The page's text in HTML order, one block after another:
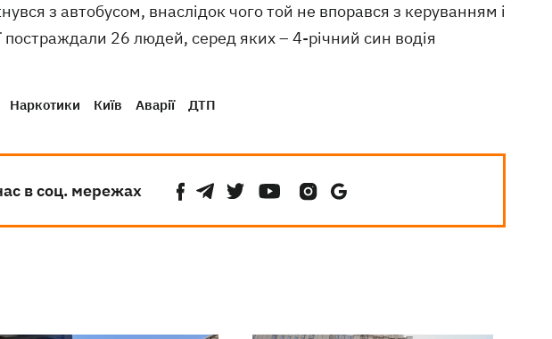
з автобусом, внаслідок чого той не впорався з керуванням і
постраждали 26 людей, серед яких – 4-річний син водія
Наркотики Київ Аварії ДТП
в соц. мережах